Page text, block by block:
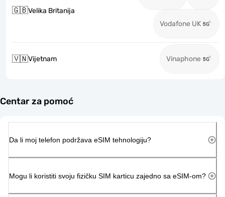
🇬🇧Velika Britanija
Vodafone UK
🇻🇳Vijetnam Vinaphone
Centar za pomoć
Da li moj telefon podržava eSIM tehnologiju?
Mogu li koristiti svoju fizičku SIM karticu zajedno sa eSIM-om?